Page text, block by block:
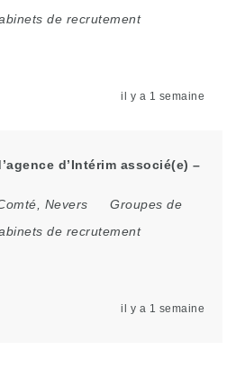
de recrutement
il y a 1 semaine
d’Intérim associé(e) –
Nevers
Groupes de
de recrutement
il y a 1 semaine